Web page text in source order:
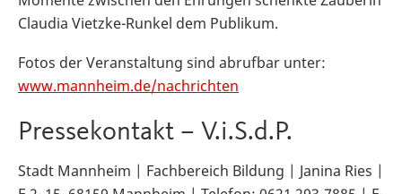
Claudia Vietzke-Runkel dem Publikum.
Fotos der Veranstaltung sind abrufbar unter:
www.mannheim.de/nachrichten
Pressekontakt – V.i.S.d.P.
Stadt Mannheim | Fachbereich Bildung | Janina Ries |